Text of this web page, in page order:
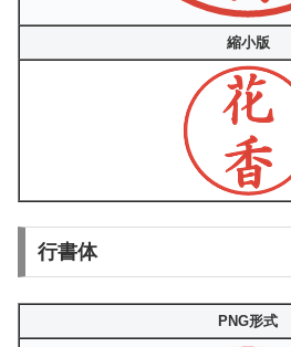
縮小版
行書体
PNG形式